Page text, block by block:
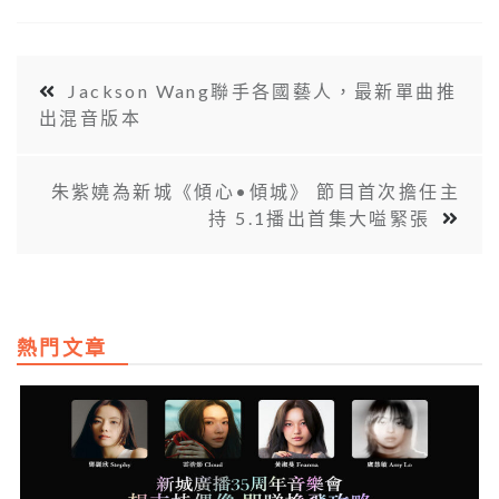
Jackson Wang聯手各國藝人，最新單曲推
出混音版本
朱紫嬈為新城《傾心•傾城》 節目首次擔任主
持 5.1播出首集大嗌緊張
熱門文章